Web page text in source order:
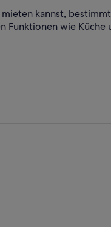
kannst,
Funktionen wie